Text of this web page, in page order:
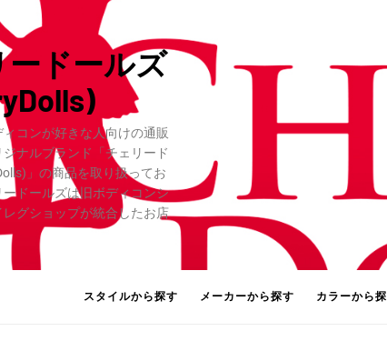
ードールズ
コンが好きな人向けの通販
ナルブランド「チェリード
」の商品を取り扱ってお
ードールズは旧ボディコンシ
レグショップが統合したお店
スタイルから探す メーカーから探す カラーから